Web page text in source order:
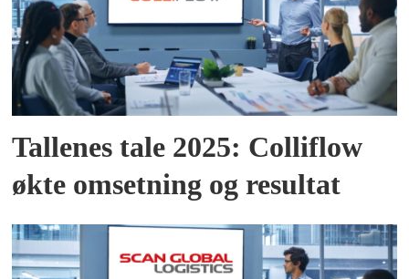
Tallenes tale 2025: Colliflow
økte omsetning og resultat